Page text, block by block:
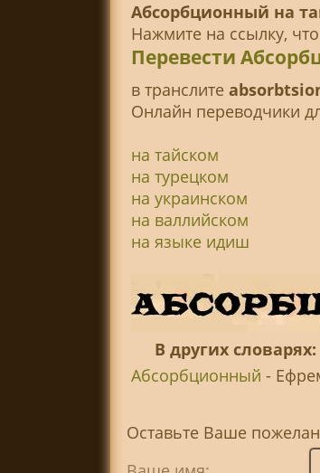
Абсорбционный на
Нажмите на ссылку,
Перевести
в транслитe
Онлайн переводчики
на тайском
на турецком
на украинском
на валлийском
на языке идиш
В других словарях:
Абсорбционный -
Оставьте Ваше